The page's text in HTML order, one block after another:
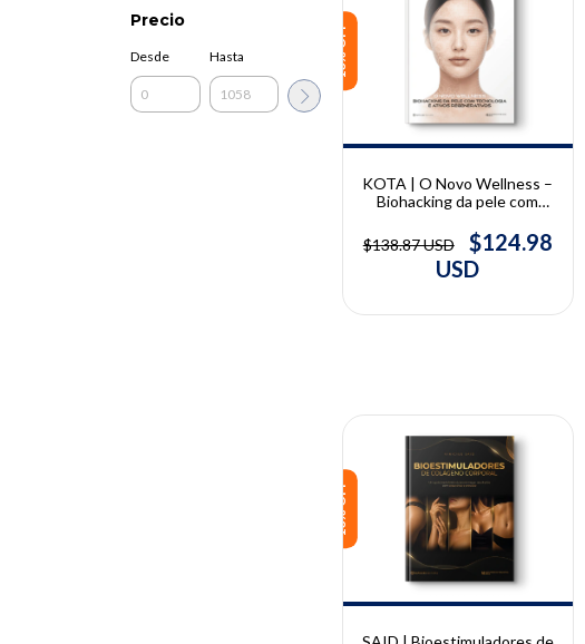
Precio
Desde Hasta 10% OFF
KOTA | O Novo Wellness –
Biohacking da pele com
regenerativos
$138.87 USD
$124.98
USD
10% OFF